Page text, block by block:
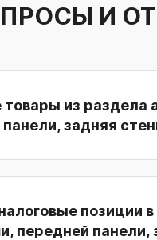
И
из раздела
задняя
позиции
передней панели,